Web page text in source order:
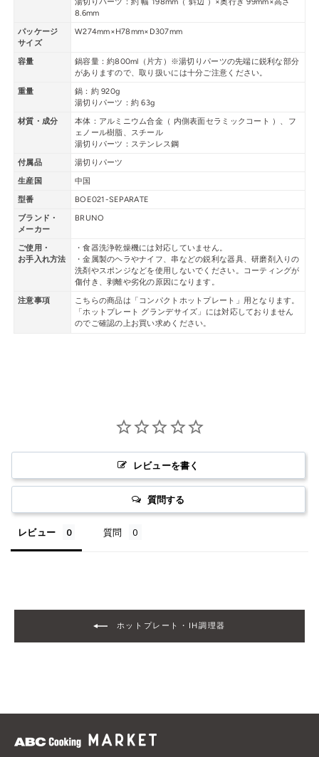
8.6mm
パッケージ
サイズ
W274mm×H78mm×D307mm
容量
鍋容量：約800ml（片方）※湯切りパーツの先端に鋭利な部分
がありますので、取り扱いには十分ご注意ください。
重量
鍋：約 920g
湯切りパーツ：約 63g
材質・成分
本体：アルミニウム合金（ 内側表面セラミックコート ）、フ
ェノール樹脂、スチール
湯切りパーツ：ステンレス鋼
付属品
湯切りパーツ
生産国
中国
型番
BOE021-SEPARATE
ブランド・
メーカー
BRUNO
ご使用・
お手入れ方法
・食器洗浄乾燥機には対応していません。
・金属製のヘラやナイフ、串などの鋭利な器具、研磨剤入りの
洗剤やスポンジなどを使用しないでください。コーティングが
傷付き、剥離や劣化の原因になります。
注意事項
こちらの商品は「コンパクトホットプレート」用となります。
「ホットプレート グランデサイズ」には対応しておりません
のでご確認の上お買い求めください。
レビューを書く
質問する
レビュー 質問
ホットプレート・IH調理器